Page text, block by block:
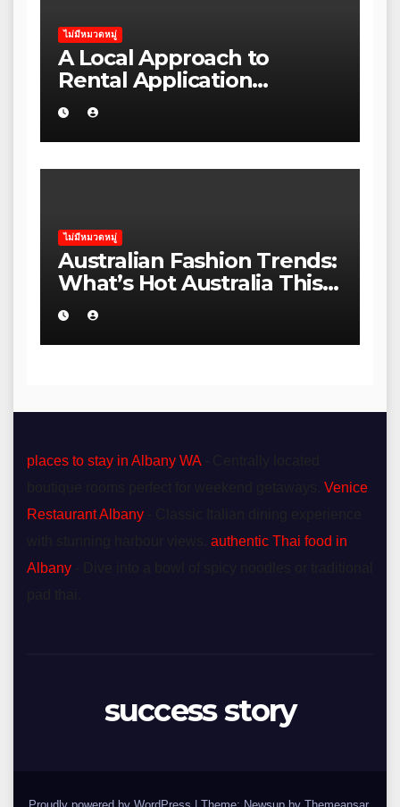
ไม่มีหมวดหมู่
A Local Approach to
Rental Application
Strategy for Local Councils
in Kakadu
ไม่มีหมวดหมู่
Australian Fashion Trends:
What’s Hot Australia This
Season
places to stay in Albany WA
Venice
Restaurant Albany
authentic Thai food in
Albany
success story